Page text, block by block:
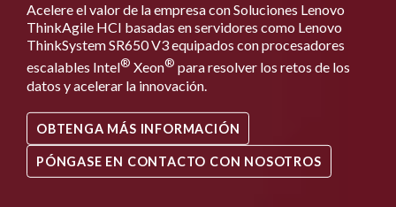
Acelere el valor de la empresa con Soluciones Lenovo
ThinkAgile HCI basadas en servidores como Lenovo
ThinkSystem SR650 V3 equipados con procesadores
escalables Intel® Xeon® para resolver los retos de los
datos y acelerar la innovación.
OBTENGA MÁS INFORMACIÓN
PÓNGASE EN CONTACTO CON NOSOTROS